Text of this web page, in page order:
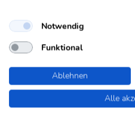
Ort im Kt. Tessin
Ort im Kt. Tessin
Notwendig
Funktional
Ablehnen
Alle